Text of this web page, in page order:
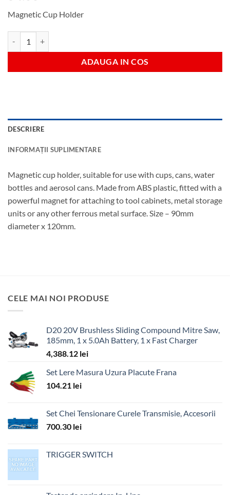
Magnetic Cup Holder
ADAUGA IN COS
DESCRIERE
INFORMAȚII SUPLIMENTARE
Magnetic cup holder, suitable for use with cups, cans, water
bottles and aerosol cans. Made from ABS plastic, fitted with a
powerful magnet for attaching to tool cabinets, metal storage
units or any other ferrous metal surface. Size – 90mm
diameter x 120mm.
CELE MAI NOI PRODUSE
D20 20V Brushless Sliding Compound Mitre Saw,
185mm, 1 x 5.0Ah Battery, 1 x Fast Charger
4,388.12 lei
Set Lere Masura Uzura Placute Frana
104.21 lei
Set Chei Tensionare Curele Transmisie, Accesorii
700.30 lei
TRIGGER SWITCH